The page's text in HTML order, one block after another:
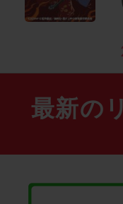
最新の